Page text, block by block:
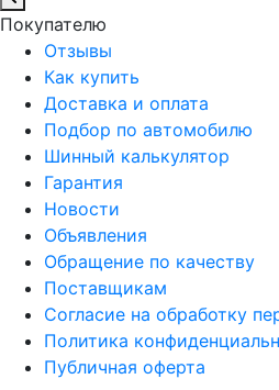
Покупателю
Отзывы
Как купить
Доставка и оплата
Подбор по автомобилю
Шинный калькулятор
Гарантия
Новости
Объявления
Обращение по качеству
Поставщикам
Согласие на обработку
Политика
Публичная оферта